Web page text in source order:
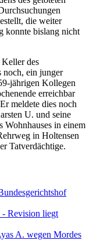
die weiter
konnte bislang nicht
des
noch, ein junger
jährigen Kollegen
erreichbar
meldete dies noch
U. und seine
in einem
in Holtensen
Tatverdächtige.
Revision liegt
A. wegen Mordes